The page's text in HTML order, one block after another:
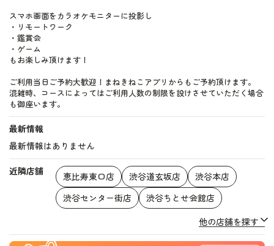
スマホ画面をカラオケモニターに投影し
・リモートワーク
・鑑賞会
・ゲーム
もお楽しみ頂けます！
ご利用当日ご予約大歓迎！まねきねこアプリからもご予約頂けます。
混雑時、コースによってはご利用人数の制限を設けさせていただく場合
も御座います。
最新情報
最新情報はありません
近隣店舗 恵比寿東口店 渋谷道玄坂店
渋谷本店
渋谷センター街店
渋谷ちとせ会館店
他の店舗を探す